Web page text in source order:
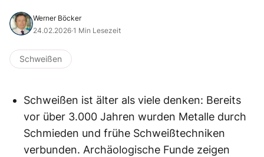
Werner Böcker
24.02.2026·1 Min Lesezeit
Schweißen
Schweißen ist älter als viele denken: Bereits
vor über 3.000 Jahren wurden Metalle durch
Schmieden und frühe Schweißtechniken
verbunden. Archäologische Funde zeigen